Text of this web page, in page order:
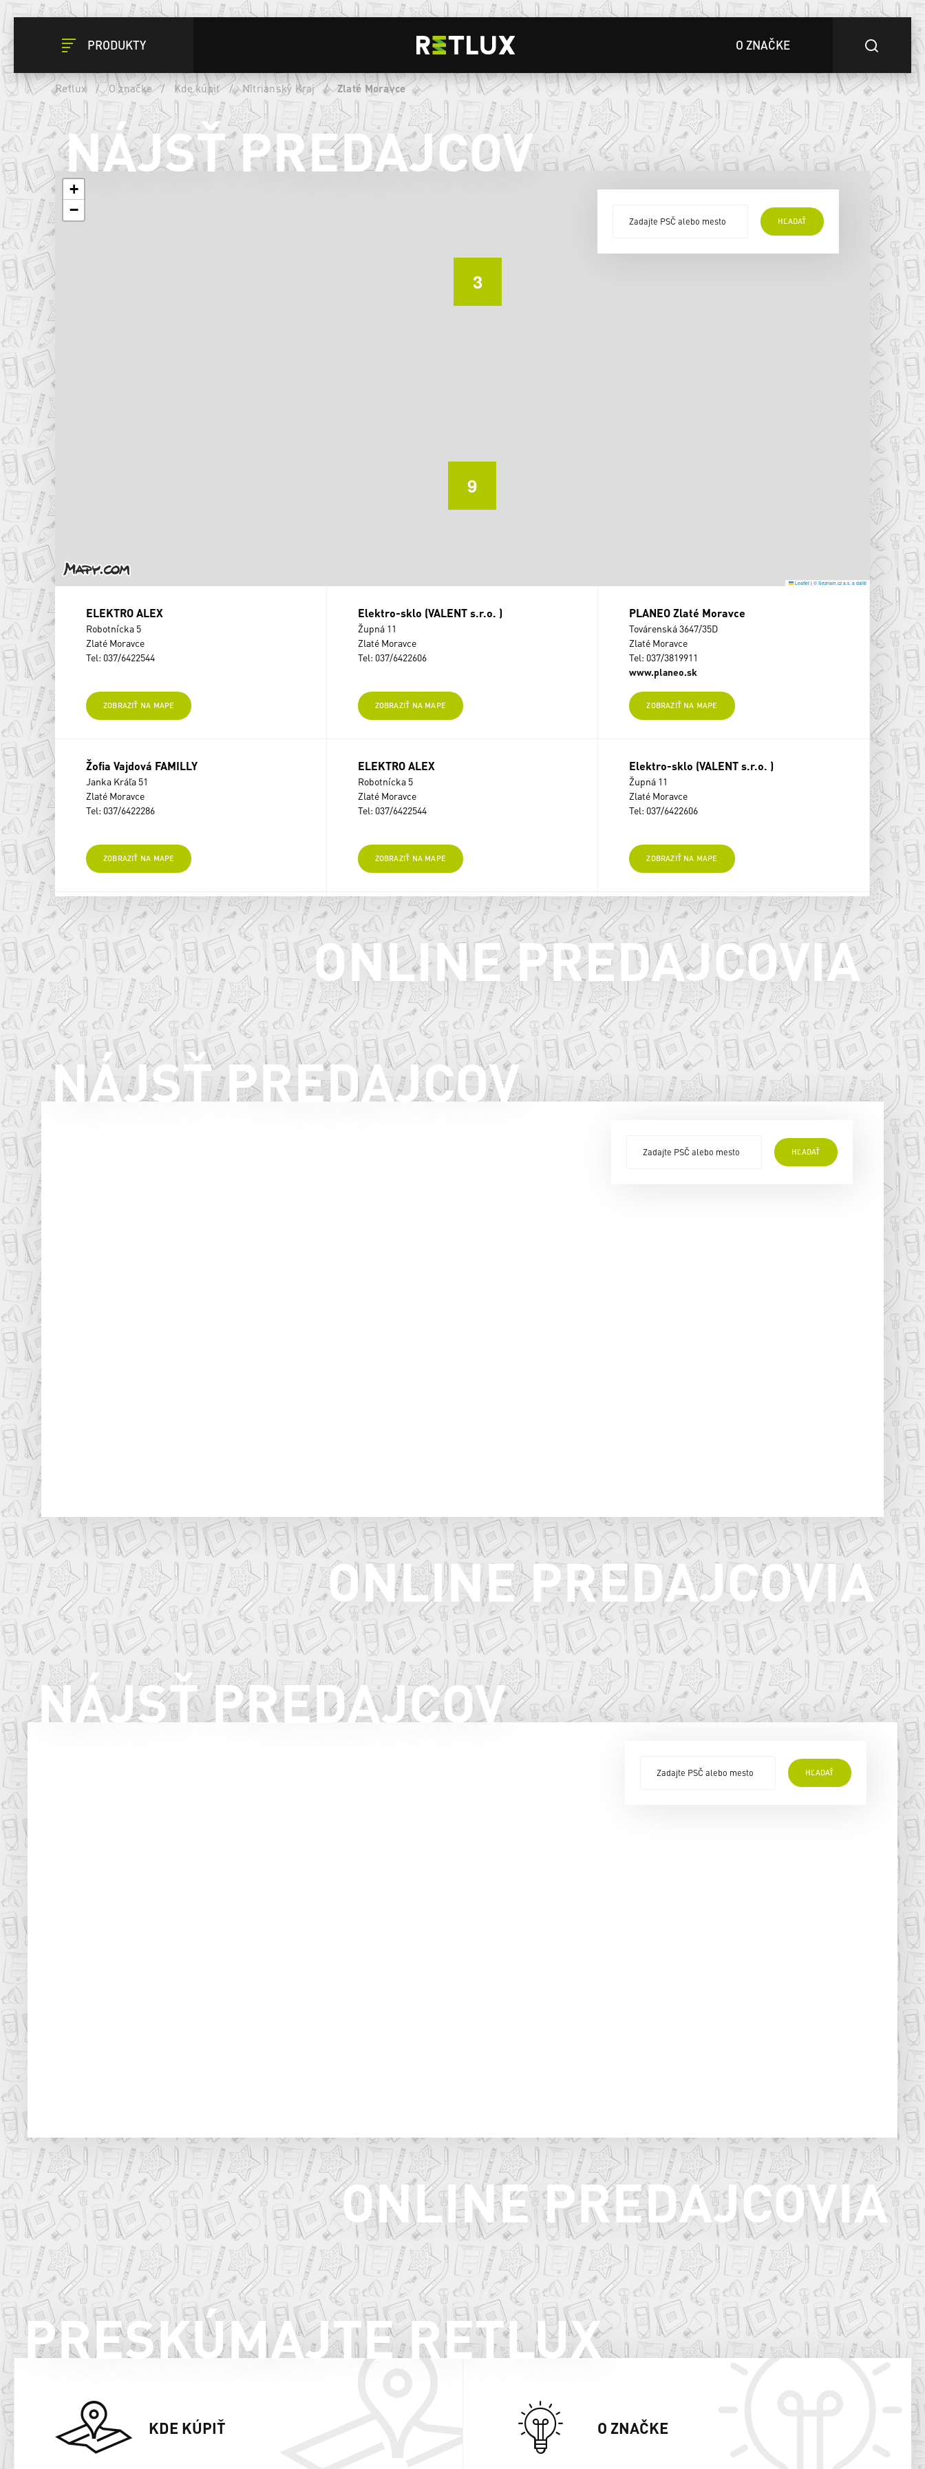
PRODUKTY O ZNAČKE
Retlux / O značke / Kde kúpiť / Nitrianský Kraj / Zlaté Moravce
NÁJSŤ PREDAJCOV
HĽADAŤ
3
9
+
−
Leaflet | © Seznam.cz a.s. a další
ELEKTRO ALEX
Robotnícka 5
Zlaté Moravce
Tel: 037/6422544
ZOBRAZIŤ NA MAPE
Elektro-sklo (VALENT s.r.o. )
Župná 11
Zlaté Moravce
Tel: 037/6422606
ZOBRAZIŤ NA MAPE
PLANEO Zlaté Moravce
Továrenská 3647/35D
Zlaté Moravce
Tel: 037/3819911
www.planeo.sk
ZOBRAZIŤ NA MAPE
Žofia Vajdová FAMILLY
Janka Kráľa 51
Zlaté Moravce
Tel: 037/6422286
ZOBRAZIŤ NA MAPE
ELEKTRO ALEX
Robotnícka 5
Zlaté Moravce
Tel: 037/6422544
ZOBRAZIŤ NA MAPE
Elektro-sklo (VALENT s.r.o. )
Župná 11
Zlaté Moravce
Tel: 037/6422606
ZOBRAZIŤ NA MAPE
PLANEO Zlaté Moravce
Továrenská 3647/35D
Zlaté Moravce
Tel: 037/3819911
www.planeo.sk
ZOBRAZIŤ NA MAPE
Žofia Vajdová FAMILLY
Janka Kráľa 51
Zlaté Moravce
Tel: 037/6422286
ZOBRAZIŤ NA MAPE
ELEKTRO ALEX
Robotnícka 5
Zlaté Moravce
Tel: 037/6422544
ZOBRAZIŤ NA MAPE
Elektro-sklo (VALENT s.r.o. )
Župná 11
Zlaté Moravce
PLANEO Zlaté Moravce
Továrenská 3647/35D
Zlaté Moravce
Žofia Vajdová FAMILLY
Janka Kráľa 51
Zlaté Moravce
ONLINE PREDAJCOVIA
NÁJSŤ PREDAJCOV
HĽADAŤ
ONLINE PREDAJCOVIA
NÁJSŤ PREDAJCOV
HĽADAŤ
ONLINE PREDAJCOVIA
PRESKÚMAJTE RETLUX
KDE KÚPIŤ O ZNAČKE